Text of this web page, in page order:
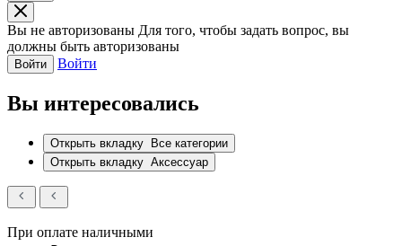
Вы не авторизованы Для того, чтобы задать вопрос, вы
должны быть авторизованы
Войти Войти
Вы интересовались
Открыть вкладку Все категории
Открыть вкладку Аксессуар
При оплате наличными